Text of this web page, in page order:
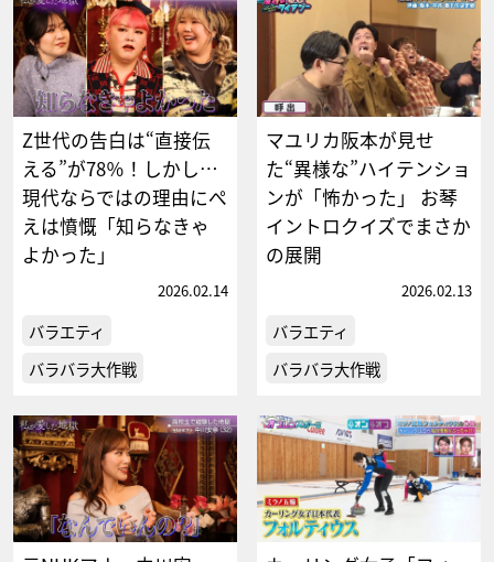
Z世代の告白は“直接伝
える”が78％！しかし…
現代ならではの理由にぺ
えは憤慨「知らなきゃ
よかった」
2026.02.14
バラエティ
バラバラ大作戦
マユリカ阪本が見せ
た“異様な”ハイテンショ
ンが「怖かった」 お琴
イントロクイズでまさか
の展開
2026.02.13
バラエティ
バラバラ大作戦